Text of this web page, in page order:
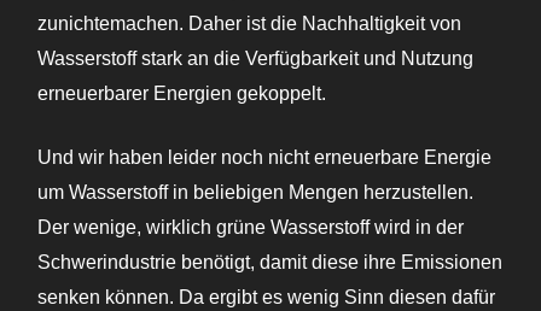
zunichtemachen. Daher ist die Nachhaltigkeit von
Wasserstoff stark an die Verfügbarkeit und Nutzung
erneuerbarer Energien gekoppelt.
Und wir haben leider noch nicht erneuerbare Energie
um Wasserstoff in beliebigen Mengen herzustellen.
Der wenige, wirklich grüne Wasserstoff wird in der
Schwerindustrie benötigt, damit diese ihre Emissionen
senken können. Da ergibt es wenig Sinn diesen dafür